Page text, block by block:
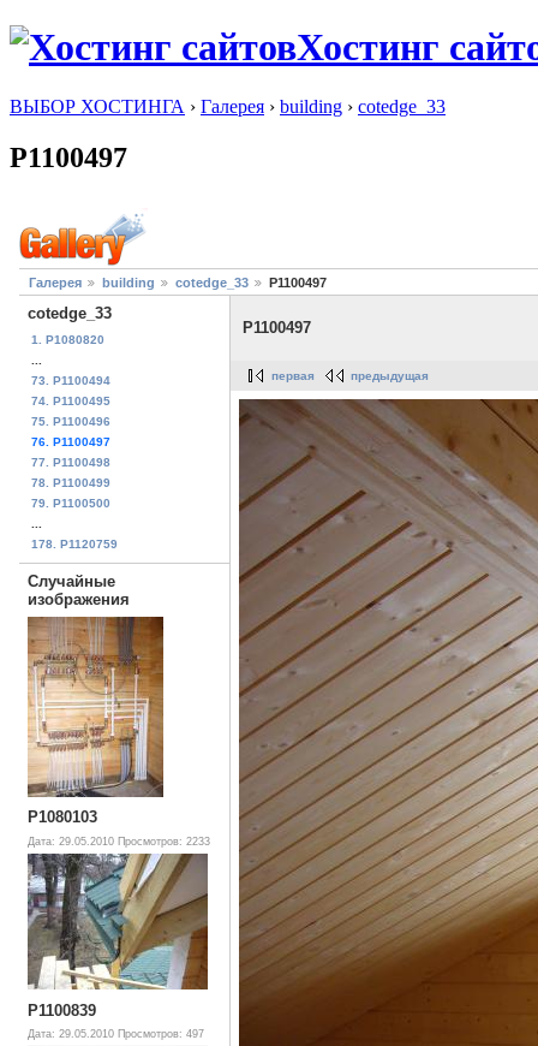
Хостинг
ВЫБОР ХОСТИНГА › Галерея › building › cotedge_33
P1100497
Галерея building cotedge_33 P1100497
cotedge_33
1. P1080820
...
73. P1100494
74. P1100495
75. P1100496
76. P1100497
77. P1100498
78. P1100499
79. P1100500
...
178. P1120759
Случайные
изображения
P1080103
Дата: 29.05.2010 Просмотров: 2233
P1100839
Дата: 29.05.2010 Просмотров: 497
P1100497
первая предыдущая